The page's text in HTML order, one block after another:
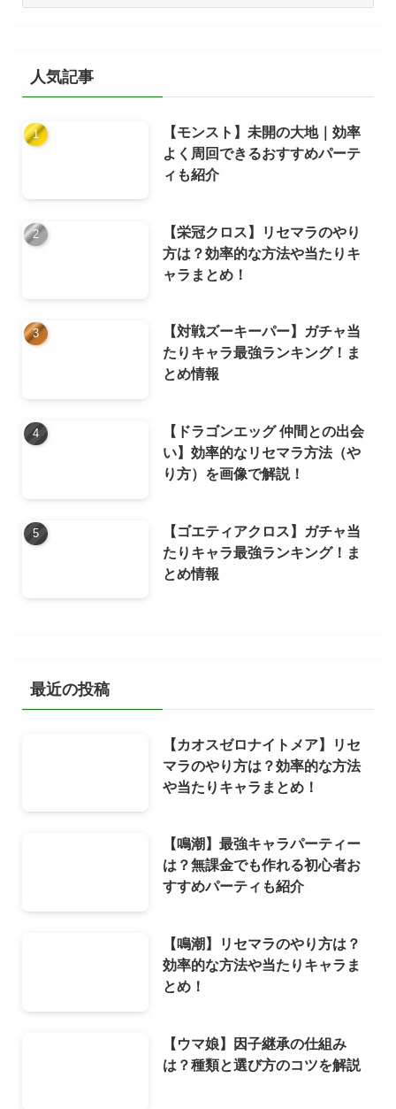
人気記事
【モンスト】未開の大地｜効率
よく周回できるおすすめパーテ
ィも紹介
【栄冠クロス】リセマラのやり
方は？効率的な方法や当たりキ
ャラまとめ！
【対戦ズーキーパー】ガチャ当
たりキャラ最強ランキング！ま
とめ情報
【ドラゴンエッグ 仲間との出会
い】効率的なリセマラ方法（や
り方）を画像で解説！
【ゴエティアクロス】ガチャ当
たりキャラ最強ランキング！ま
とめ情報
最近の投稿
【カオスゼロナイトメア】リセ
マラのやり方は？効率的な方法
や当たりキャラまとめ！
【鳴潮】最強キャラパーティー
は？無課金でも作れる初心者お
すすめパーティも紹介
【鳴潮】リセマラのやり方は？
効率的な方法や当たりキャラま
とめ！
【ウマ娘】因子継承の仕組み
は？種類と選び方のコツを解説